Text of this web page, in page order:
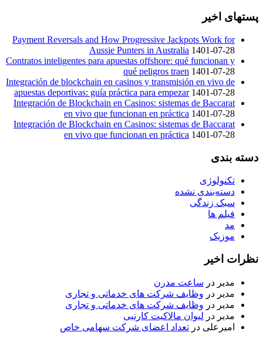
پستهای اخیر
Payment Reversals and How Progressive Jackpots Work for
Aussie Punters in Australia 1401-07-28
Contratos inteligentes para apuestas offshore: qué funcionan y
qué peligros traen 1401-07-28
Integración de blockchain en casinos y transmisión en vivo de
apuestas deportivas: guía práctica para empezar 1401-07-28
Integración de Blockchain en Casinos: sistemas de Baccarat
en vivo que funcionan en práctica 1401-07-28
Integración de Blockchain en Casinos: sistemas de Baccarat
en vivo que funcionan en práctica 1401-07-28
دسته بندی
تکنولوژی
دسته‌بندی نشده
سبک زندگی
فیلم ها
مد
موزیک
نظرات اخیر
مدیر در ساعت مدرن
مدیر در وظایف شرکت های خدماتی و تجاری
مدیر در وظایف شرکت های خدماتی و تجاری
مدیر در لیوان مالاکیت کارنبی
امیرعلی در تعداد اعضای شرکت سهامی خاص